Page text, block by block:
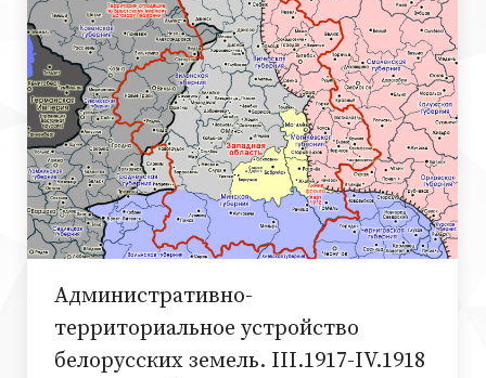
Административно-
территориальное устройство
белорусских земель. III.1917-IV.1918